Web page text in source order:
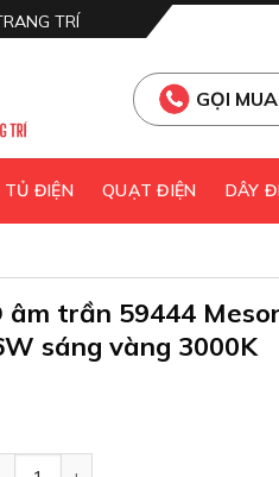
TRÍ
GỌI
TỦ ĐIỆN QUẠT ĐIỆN DÂY
âm trần 59444
sáng vàng 3000K
LED âm trần 59444 Meson